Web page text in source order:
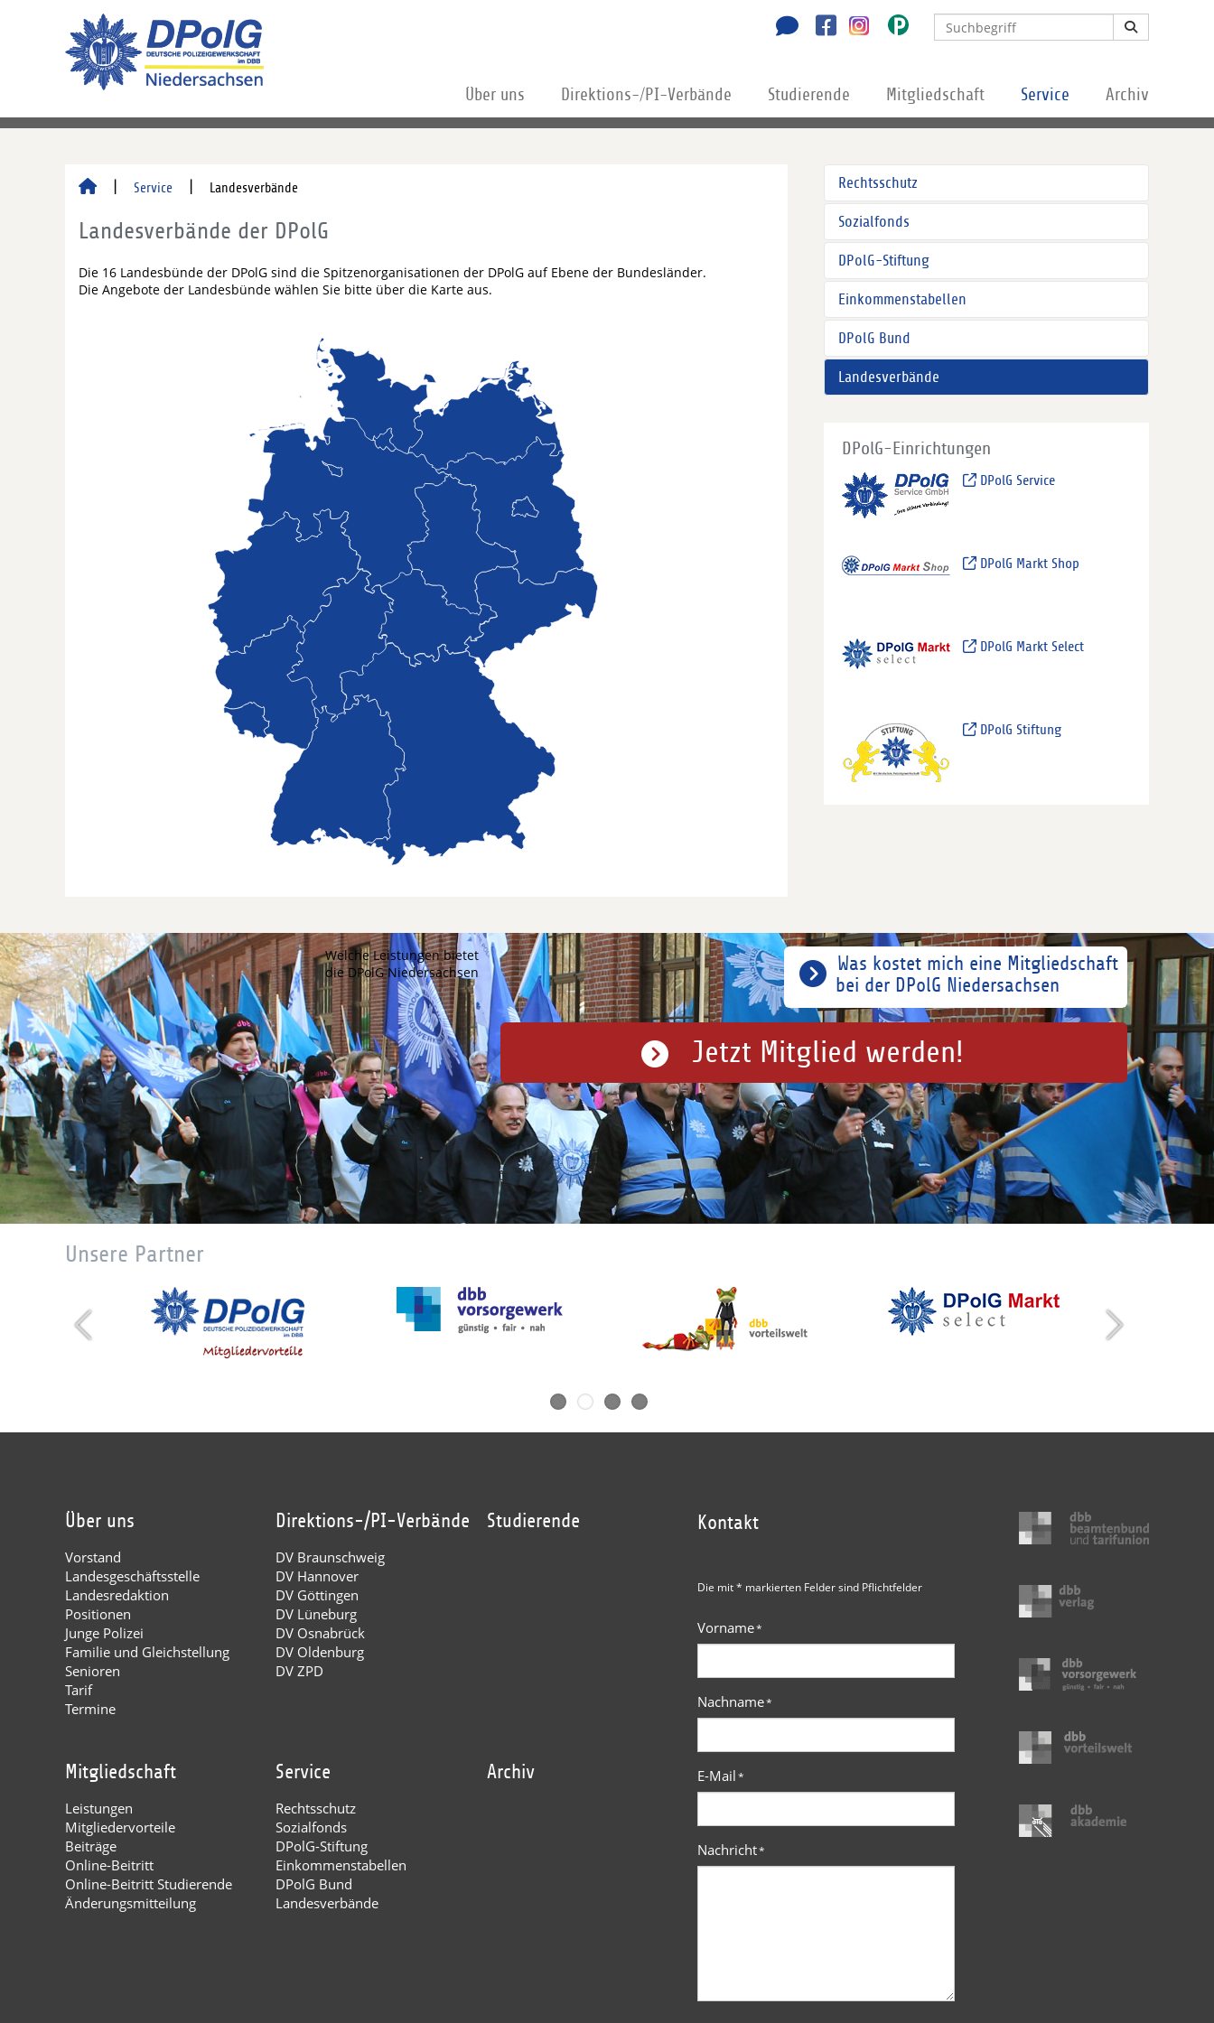
Über uns Direktions-/PI-Verbände Studierende Mitgliedschaft Service Archiv
Service Landesverbände
Landesverbände der DPolG
Die 16 Landesbünde der DPolG sind die Spitzenorganisationen der DPolG auf Ebene der Bundesländer.
Die Angebote der Landesbünde wählen Sie bitte über die Karte aus.
Rechtsschutz
Sozialfonds
DPolG-Stiftung
Einkommenstabellen
DPolG Bund
Landesverbände
DPolG-Einrichtungen
DPolG Service
DPolG Markt Shop
DPolG Markt Select
DPolG Stiftung
Was kostet mich eine Mitgliedschaft
bei der DPolG Niedersachsen
Welche Leistungen bietet
die DPolG Niedersachsen
Jetzt Mitglied werden!
Unsere Partner
Über uns
Vorstand
Landesgeschäftsstelle
Landesredaktion
Positionen
Junge Polizei
Familie und Gleichstellung
Senioren
Tarif
Termine
Direktions-/PI-Verbände
DV Braunschweig
DV Hannover
DV Göttingen
DV Lüneburg
DV Osnabrück
DV Oldenburg
DV ZPD
Studierende
Mitgliedschaft
Leistungen
Mitgliedervorteile
Beiträge
Online-Beitritt
Online-Beitritt Studierende
Änderungsmitteilung
Service
Rechtsschutz
Sozialfonds
DPolG-Stiftung
Einkommenstabellen
DPolG Bund
Landesverbände
Archiv
Kontakt
Die mit * markierten Felder sind Pflichtfelder
Vorname*
Nachname*
E-Mail*
Nachricht*